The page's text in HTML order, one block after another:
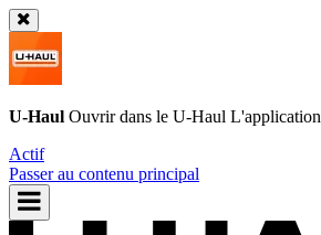
U-Haul Ouvrir dans le U-Haul L'application
Actif
Passer au contenu principal